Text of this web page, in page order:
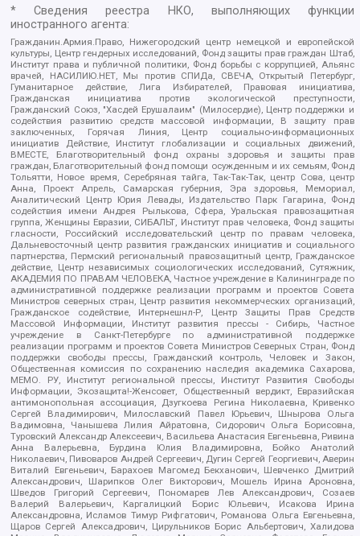
* Сведения реестра НКО, выполняющих функции
иностранного агента:
Гражданин.Армия.Право, Нижегородский центр немецкой и европейской
культуры, Центр гендерных исследований, Фонд защиты прав граждан Штаб,
Институт права и публичной политики, Фонд борьбы с коррупцией, Альянс
врачей, НАСИЛИЮ.НЕТ, Мы против СПИДа, СВЕЧА, Открытый Петербург,
Гуманитарное действие, Лига Избирателей, Правовая инициатива,
Гражданская инициатива против экологической преступности,
Гражданский Союз, "Хасдей Ерушалаим" (Милосердие), Центр поддержки и
содействия развитию средств массовой информации, В защиту прав
заключенных, Горячая Линия, Центр социально-информационных
инициатив Действие, Институт глобализации и социальных движений,
ВМЕСТЕ, Благотворительный фонд охраны здоровья и защиты прав
граждан, Благотворительный фонд помощи осужденным и их семьям, Фонд
Тольятти, Новое время, Серебряная тайга, Так-Так-Так, центр Сова, центр
Анна, Проект Апрель, Самарская губерния, Эра здоровья, Мемориал,
Аналитический Центр Юрия Левады, Издательство Парк Гагарина, Фонд
содействия имени Андрея Рылькова, Сфера, Уральская правозащитная
группа, Женщины Евразии, СИБАЛЬТ, Институт прав человека, Фонд защиты
гласности, Российский исследовательский центр по правам человека,
Дальневосточный центр развития гражданских инициатив и социального
партнерства, Пермский региональный правозащитный центр, Гражданское
действие, Центр независимых социологических исследований, Сутяжник,
АКАДЕМИЯ ПО ПРАВАМ ЧЕЛОВЕКА, Частное учреждение в Калининграде по
административной поддержке реализации программ и проектов Совета
Министров северных стран, Центр развития некоммерческих организаций,
Гражданское содействие, Интернешнл-Р, Центр Защиты Прав Средств
Массовой Информации, Институт развития прессы - Сибирь, Частное
учреждение в Санкт-Петербурге по административной поддержке
реализации программ и проектов Совета Министров Северных Стран, Фонд
поддержки свободы прессы, Гражданский контроль, Человек и Закон,
Общественная комиссия по сохранению наследия академика Сахарова,
МЕМО. РУ, Институт региональной прессы, Институт Развития Свободы
Информации, Экозащита!-Женсовет, Общественный вердикт, Евразийская
антимонопольная ассоциация, Дзугкоева Регина Николаевна, Кривенко
Сергей Владимирович, Милославский Павел Юрьевич, Шнырова Ольга
Вадимовна, Чанышева Лилия Айратовна, Сидорович Ольга Борисовна,
Туровский Александр Алексеевич, Васильева Анастасия Евгеньевна, Ривина
Анна Валерьевна, Бурдина Юлия Владимировна, Бойко Анатолий
Николаевич, Пивоваров Андрей Сергеевич, Дугин Сергей Георгиевич, Аверин
Виталий Евгеньевич, Барахоев Магомед Бекханович, Шевченко Дмитрий
Александрович, Шарипков Олег Викторович, Мошель Ирина Ароновна,
Шведов Григорий Сергеевич, Пономарев Лев Александрович, Созаев
Валерий Валерьевич, Каргалицкий Борис Юльевич, Исакова Ирина
Александровна, Исламов Тимур Рифгатович, Романова Ольга Евгеньевна,
Щаров Сергей Алексадрович, Цирульников Борис Альбертович, Халидова